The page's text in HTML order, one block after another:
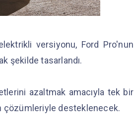
versiyonu, Ford Pro'nun
şekilde tasarlandı.
azaltmak amacıyla tek bir
çözümleriyle desteklenecek.